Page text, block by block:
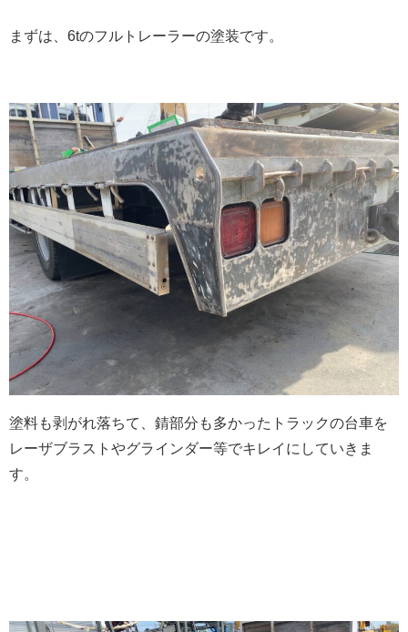
まずは、6tのフルトレーラーの塗装です。
塗料も剥がれ落ちて、錆部分も多かったトラックの台車を
レーザブラストやグラインダー等でキレイにしていきま
す。